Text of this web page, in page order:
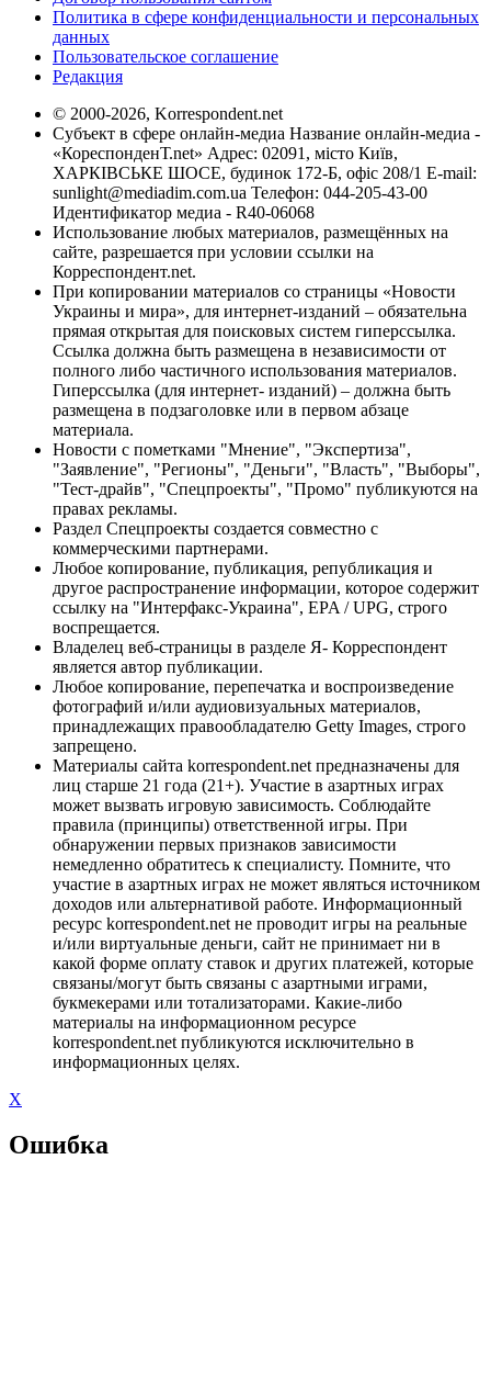
Политика в сфере конфиденциальности и персональных
данных
Пользовательское соглашение
Редакция
© 2000-2026, Korrespondent.net
Субъект в сфере онлайн-медиа Название онлайн-медиа -
«КореспонденТ.net» Адрес: 02091, місто Київ,
ХАРКІВСЬКЕ ШОСЕ, будинок 172-Б, офіс 208/1 E-mail:
sunlight@mediadim.com.ua Телефон: 044-205-43-00
Идентификатор медиа - R40-06068
Использование любых материалов, размещённых на
сайте, разрешается при условии ссылки на
Корреспондент.net.
При копировании материалов со страницы «Новости
Украины и мира», для интернет-изданий – обязательна
прямая открытая для поисковых систем гиперссылка.
Ссылка должна быть размещена в независимости от
полного либо частичного использования материалов.
Гиперссылка (для интернет- изданий) – должна быть
размещена в подзаголовке или в первом абзаце
материала.
Новости с пометками "Мнение", "Экспертиза",
"Заявление", "Регионы", "Деньги", "Власть", "Выборы",
"Тест-драйв", "Спецпроекты", "Промо" публикуются на
правах рекламы.
Раздел Спецпроекты создается совместно с
коммерческими партнерами.
Любое копирование, публикация, републикация и
другое распространение информации, которое содержит
ссылку на "Интерфакс-Украина", EPA / UPG, строго
воспрещается.
Владелец веб-страницы в разделе Я- Корреспондент
является автор публикации.
Любое копирование, перепечатка и воспроизведение
фотографий и/или аудиовизуальных материалов,
принадлежащих правообладателю Getty Images, строго
запрещено.
Материалы сайта korrespondent.net предназначены для
лиц старше 21 года (21+). Участие в азартных играх
может вызвать игровую зависимость. Соблюдайте
правила (принципы) ответственной игры. При
обнаружении первых признаков зависимости
немедленно обратитесь к специалисту. Помните, что
участие в азартных играх не может являться источником
доходов или альтернативой работе. Информационный
ресурс korrespondent.net не проводит игры на реальные
и/или виртуальные деньги, сайт не принимает ни в
какой форме оплату ставок и других платежей, которые
связаны/могут быть связаны с азартными играми,
букмекерами или тотализаторами. Какие-либо
материалы на информационном ресурсе
korrespondent.net публикуются исключительно в
информационных целях.
X
Ошибка